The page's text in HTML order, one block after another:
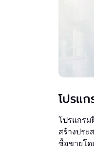
โปรแ
โปรแกรม
สร้างประ
ซื้อขายโด